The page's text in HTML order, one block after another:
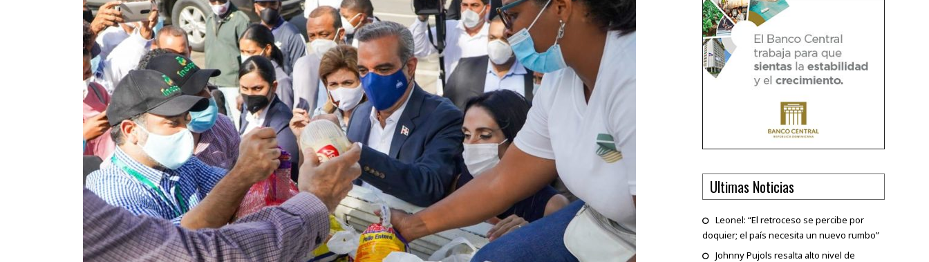
Ultimas Noticias
Leonel: “El retroceso se percibe por
doquier; el país necesita un nuevo rumbo”
Johnny Pujols resalta alto nivel de